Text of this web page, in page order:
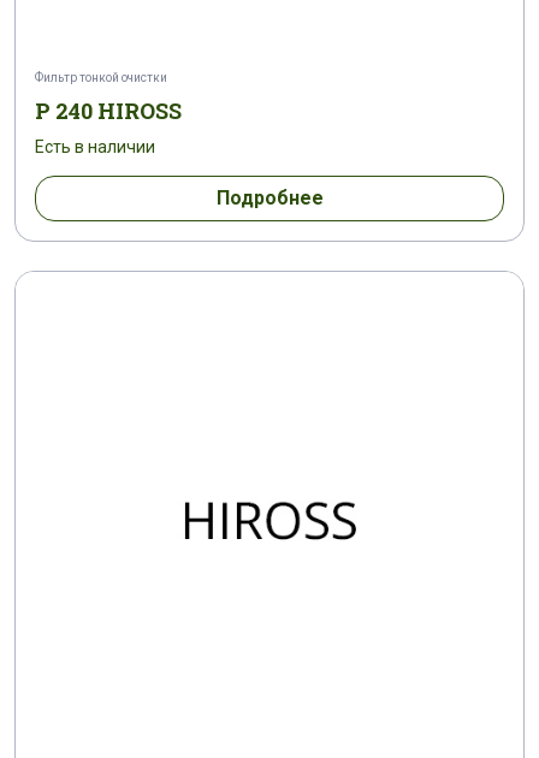
Фильтр тонкой очистки
P 240 HIROSS
Есть в наличии
Подробнее